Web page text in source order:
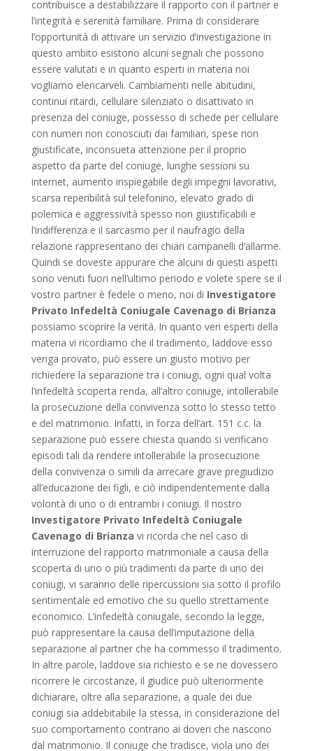
contribuisce a destabilizzare il rapporto con il partner e
l’integrità e serenità familiare. Prima di considerare
l’opportunità di attivare un servizio d’investigazione in
questo ambito esistono alcuni segnali che possono
essere valutati e in quanto esperti in materia noi
vogliamo elencarveli. Cambiamenti nelle abitudini,
continui ritardi, cellulare silenziato o disattivato in
presenza del coniuge, possesso di schede per cellulare
con numeri non conosciuti dai familiari, spese non
giustificate, inconsueta attenzione per il proprio
aspetto da parte del coniuge, lunghe sessioni su
internet, aumento inspiegabile degli impegni lavorativi,
scarsa reperibilità sul telefonino, elevato grado di
polemica e aggressività spesso non giustificabili e
l’indifferenza e il sarcasmo per il naufragio della
relazione rappresentano dei chiari campanelli d’allarme.
Quindi se doveste appurare che alcuni di questi aspetti
sono venuti fuori nell’ultimo periodo e volete spere se il
vostro partner è fedele o meno, noi di Investigatore
Privato Infedeltà Coniugale Cavenago di Brianza
possiamo scoprire la verità. In quanto veri esperti della
materia vi ricordiamo che il tradimento, laddove esso
venga provato, può essere un giusto motivo per
richiedere la separazione tra i coniugi, ogni qual volta
l’infedeltà scoperta renda, all’altro coniuge, intollerabile
la prosecuzione della convivenza sotto lo stesso tetto
e del matrimonio. Infatti, in forza dell’art. 151 c.c. la
separazione può essere chiesta quando si verificano
episodi tali da rendere intollerabile la prosecuzione
della convivenza o simili da arrecare grave pregiudizio
all’educazione dei figli, e ciò indipendentemente dalla
volontà di uno o di entrambi i coniugi. Il nostro
Investigatore Privato Infedeltà Coniugale
Cavenago di Brianza vi ricorda che nel caso di
interruzione del rapporto matrimoniale a causa della
scoperta di uno o più tradimenti da parte di uno dei
coniugi, vi saranno delle ripercussioni sia sotto il profilo
sentimentale ed emotivo che su quello strettamente
economico. L’infedeltà coniugale, secondo la legge,
può rappresentare la causa dell’imputazione della
separazione al partner che ha commesso il tradimento.
In altre parole, laddove sia richiesto e se ne dovessero
ricorrere le circostanze, il giudice può ulteriormente
dichiarare, oltre alla separazione, a quale dei due
coniugi sia addebitabile la stessa, in considerazione del
suo comportamento contrario ai doveri che nascono
dal matrimonio. Il coniuge che tradisce, viola uno dei